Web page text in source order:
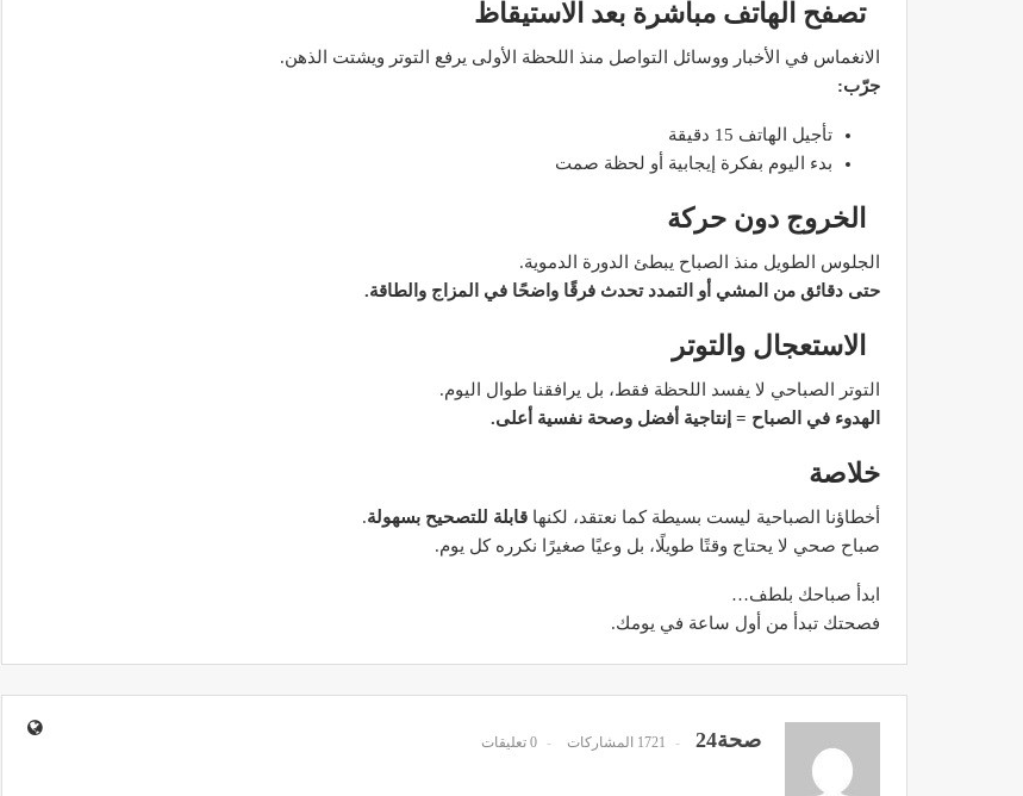
تصفح الهاتف مباشرة بعد الاستيقاظ
الانغماس في الأخبار ووسائل التواصل منذ اللحظة الأولى يرفع التوتر ويشتت الذهن.
جرّب:
تأجيل الهاتف 15 دقيقة
بدء اليوم بفكرة إيجابية أو لحظة صمت
الخروج دون حركة
الجلوس الطويل منذ الصباح يبطئ الدورة الدموية.
حتى دقائق من المشي أو التمدد تحدث فرقًا واضحًا في المزاج والطاقة.
الاستعجال والتوتر
التوتر الصباحي لا يفسد اللحظة فقط، بل يرافقنا طوال اليوم.
الهدوء في الصباح = إنتاجية أفضل وصحة نفسية أعلى.
خلاصة
أخطاؤنا الصباحية ليست بسيطة كما نعتقد، لكنها قابلة للتصحيح بسهولة.
صباح صحي لا يحتاج وقتًا طويلًا، بل وعيًا صغيرًا نكرره كل يوم.
ابدأ صباحك بلطف…
فصحتك تبدأ من أول ساعة في يومك.
صحة24 1721 المشاركات 0 تعليقات
د. لحنش شراف: الاقتطاع من المبع حيف
واستهداف مباشر للأطباء
تصحيح بعض الأفكار المغلوطة حول العلاج
الإشعاعي
مصحة الجامعة بأكادير.. منشأة طبيـة بمعايير